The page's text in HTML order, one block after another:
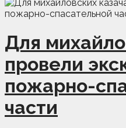
Для
провели
пожарно-
части